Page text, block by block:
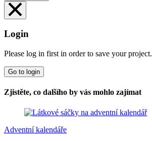
Login
Please log in first in order to save your project.
Go to login
Zjistěte, co dalšího by vás mohlo zajímat
Adventní kalendáře